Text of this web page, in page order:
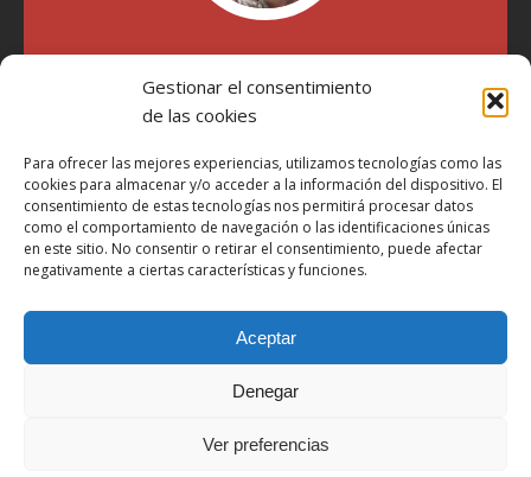
Gestionar el consentimiento
de las cookies
Para ofrecer las mejores experiencias, utilizamos tecnologías como las
cookies para almacenar y/o acceder a la información del dispositivo. El
consentimiento de estas tecnologías nos permitirá procesar datos
como el comportamiento de navegación o las identificaciones únicas
en este sitio. No consentir o retirar el consentimiento, puede afectar
negativamente a ciertas características y funciones.
Aceptar
Denegar
Ver preferencias
"Soy Manel Hospido, nací en Valencia en 1969 y desde el
año 2007 he escrito sobre motos en distintos medios.
Millatrece.com es una apuesta por escribir sobre lo que me
participa"
Aviso Legal
Política de Privacidad
Más Información sobre Cookies